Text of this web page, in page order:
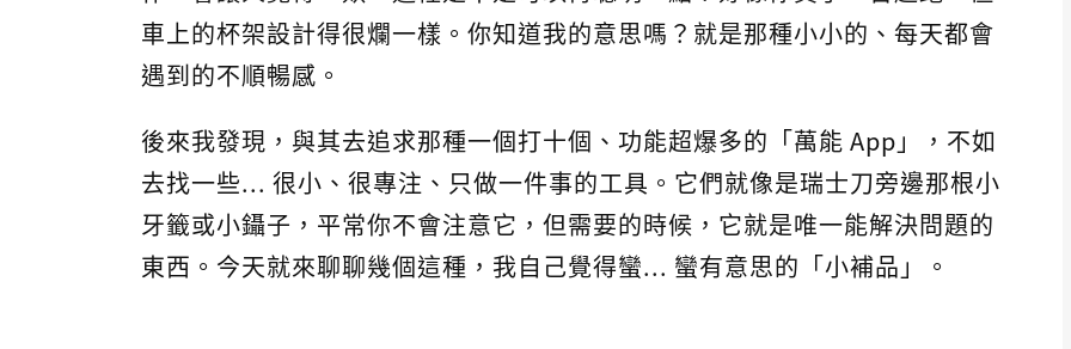
車上的杯架設計得很爛一樣。你知道我的意思嗎？就是那種小小的、每天都會
遇到的不順暢感。
後來我發現，與其去追求那種一個打十個、功能超爆多的「萬能 App」，不如
去找一些... 很小、很專注、只做一件事的工具。它們就像是瑞士刀旁邊那根小
牙籤或小鑷子，平常你不會注意它，但需要的時候，它就是唯一能解決問題的
東西。今天就來聊聊幾個這種，我自己覺得蠻... 蠻有意思的「小補品」。